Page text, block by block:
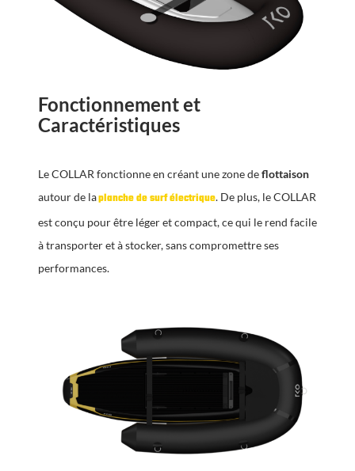
Fonctionnement et
Caractéristiques
Le COLLAR fonctionne en créant une zone deflottaison
autour de laplanche de surf électrique. De plus, le COLLAR
est conçu pour être léger et compact, ce qui le rend facile
à transporter et à stocker, sans compromettre ses
performances.